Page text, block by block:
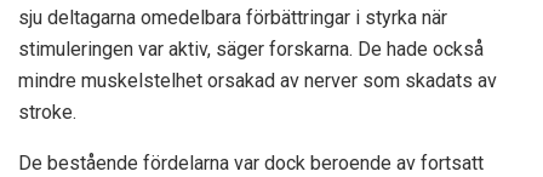
sju deltagarna omedelbara förbättringar i styrka när
stimuleringen var aktiv, säger forskarna. De hade också
mindre muskelstelhet orsakad av nerver som skadats av
stroke.
De bestående fördelarna var dock beroende av fortsatt